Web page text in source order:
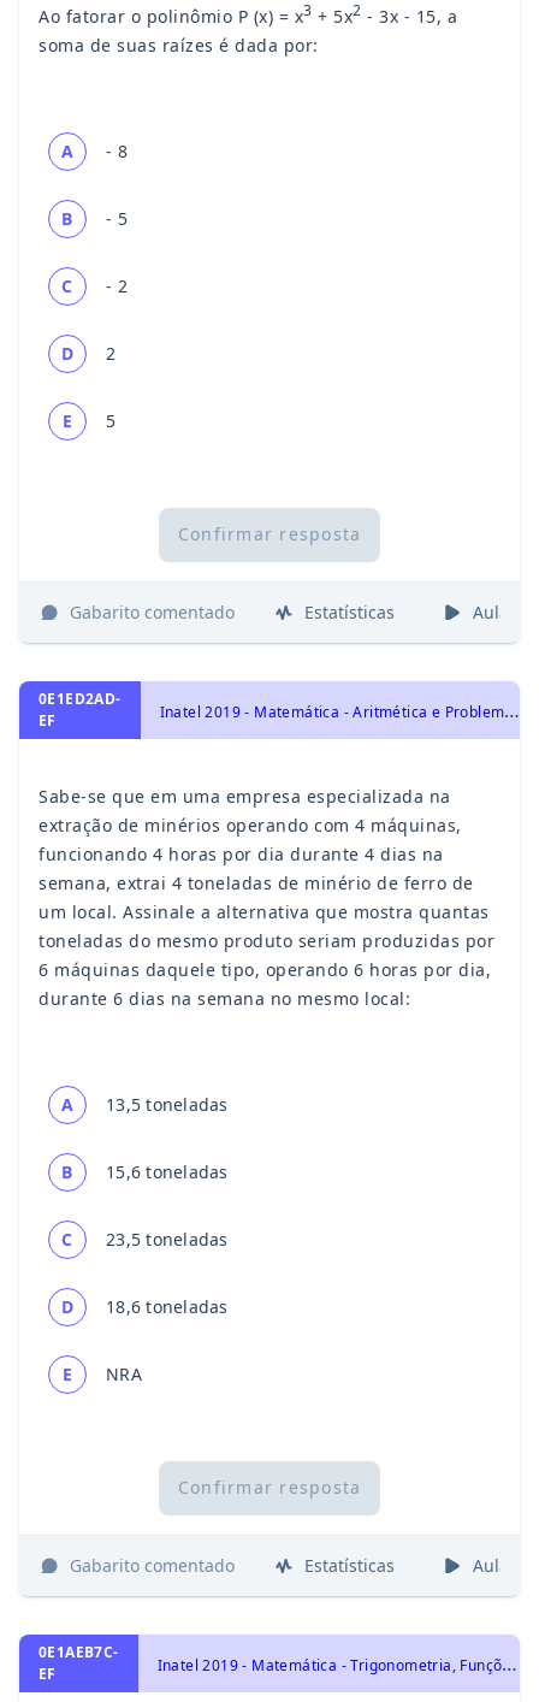
Ao fatorar o polinômio P (x) = x3 + 5x2 - 3x - 15, a
soma de suas raízes é dada por:
A - 8
B - 5
C - 2
D 2
E 5
Confirmar resposta
Gabarito comentado Estatísticas Aulas
0E1ED2AD-
EF
I
natel 2019 - Matemática - Aritmética e Problemas, Regra de Três
Sabe-se que em uma empresa especializada na
extração de minérios operando com 4 máquinas,
funcionando 4 horas por dia durante 4 dias na
semana, extrai 4 toneladas de minério de ferro de
um local. Assinale a alternativa que mostra quantas
toneladas do mesmo produto seriam produzidas por
6 máquinas daquele tipo, operando 6 horas por dia,
durante 6 dias na semana no mesmo local:
A 13,5 toneladas
B 15,6 toneladas
C 23,5 toneladas
D 18,6 toneladas
E NRA
Confirmar resposta
Gabarito comentado Estatísticas Aulas
0E1AEB7C-
EF
I
natel 2019 - Matemática - Trigonometria, Funções Trigonométricas e Funções Trigonométricas Inversas